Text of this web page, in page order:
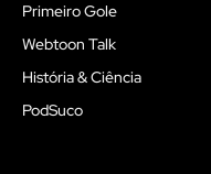
Primeiro Gole
Webtoon Talk
História & Ciência
PodSuco